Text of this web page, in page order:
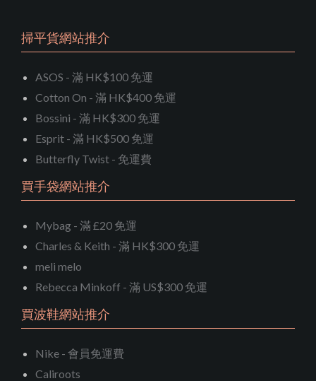
掃平貨網站推介
ASOS - 滿 HK$100 免運
Cotton On - 滿 HK$400 免運
Bossini - 滿 HK$300 免運
Esprit - 滿 HK$500 免運
Butterfly Twist - 免運費
買手袋網站推介
Mybag - 滿 £20 免運
Charles & Keith - 滿 HK$300 免運
meli melo
Rebecca Minkoff - 滿 US$300 免運
買波鞋網站推介
Nike - 會員免運費
Caliroots